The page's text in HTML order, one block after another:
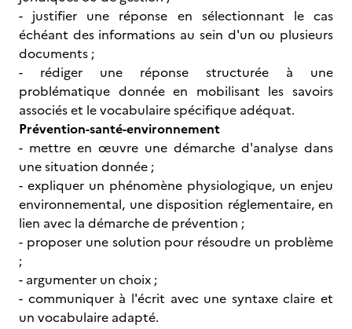
- justifier une réponse en sélectionnant le cas
échéant des informations au sein d'un ou plusieurs
documents ;
- rédiger une réponse structurée à une
problématique donnée en mobilisant les savoirs
associés et le vocabulaire spécifique adéquat.
Prévention-santé-environnement
- mettre en œuvre une démarche d'analyse dans
une situation donnée ;
- expliquer un phénomène physiologique, un enjeu
environnemental, une disposition réglementaire, en
lien avec la démarche de prévention ;
- proposer une solution pour résoudre un problème
;
- argumenter un choix ;
- communiquer à l'écrit avec une syntaxe claire et
un vocabulaire adapté.